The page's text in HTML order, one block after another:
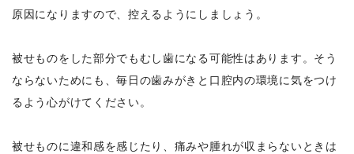
原因になりますので、控えるようにしましょう。
被せものをした部分でもむし歯になる可能性はあります。そう
ならないためにも、毎日の歯みがきと口腔内の環境に気をつけ
るよう心がけてください。
被せものに違和感を感じたり、痛みや腫れが収まらないときは